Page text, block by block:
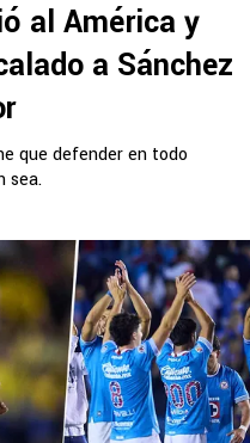
al América y
a Sánchez
que defender en todo
sea.